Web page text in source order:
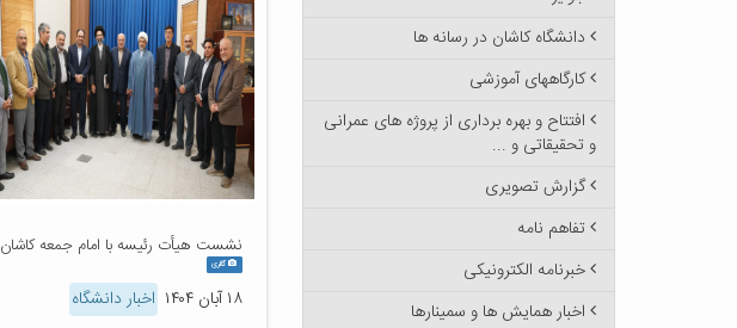
نشست هیأت رئیسه با امام جمعه کاشان
گالری
۱۸ آبان ۱۴۰۴ اخبار دانشگاه
دانشگاه کاشان در رسانه ها
کارگاههای آموزشی
افتتاح و بهره برداری از پروژه های عمرانی
و تحقیقاتی و ...
گزارش تصویری
تفاهم نامه
خبرنامه الکترونیکی
اخبار همایش ها و سمینارها